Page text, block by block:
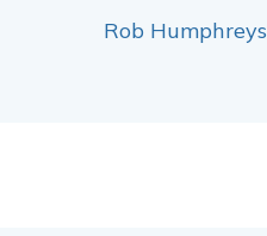
Rob Humphreys